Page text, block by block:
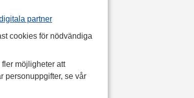
partner
cookies för nödvändiga
möjligheter att
personuppgifter, se vår